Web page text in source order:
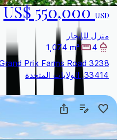
US$ 550,000USD
منزل للإيجار
4
1,074 m²
33414, الولايات المتحدة